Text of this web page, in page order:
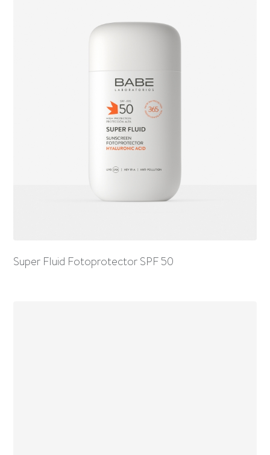
Super Fluid Fotoprotector SPF 50